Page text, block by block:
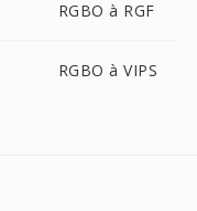
RGBO à RGF
RGBO à VIPS